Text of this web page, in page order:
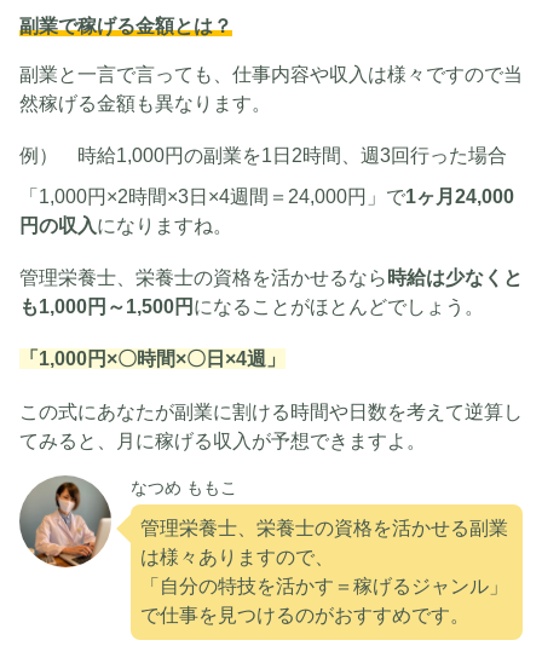
副業で稼げる金額とは？
副業と一言で言っても、仕事内容や収入は様々ですので当
然稼げる金額も異なります。
例） 時給1,000円の副業を1日2時間、週3回行った場合
「1,000円×2時間×3日×4週間＝24,000円」で1ヶ月24,000
円の収入になりますね。
管理栄養士、栄養士の資格を活かせるなら 時給は少なくと
も1,000円～1,500円 になることがほとんどでしょう。
「1,000円×〇時間×〇日×4週」
この式にあなたが副業に割ける時間や日数を考えて逆算し
てみると、月に稼げる収入が予想できますよ。
なつめ ももこ
管理栄養士、栄養士の資格を活かせる副業
は様々ありますので、
「自分の特技を活かす＝稼げるジャンル」
で仕事を見つけるのがおすすめです。